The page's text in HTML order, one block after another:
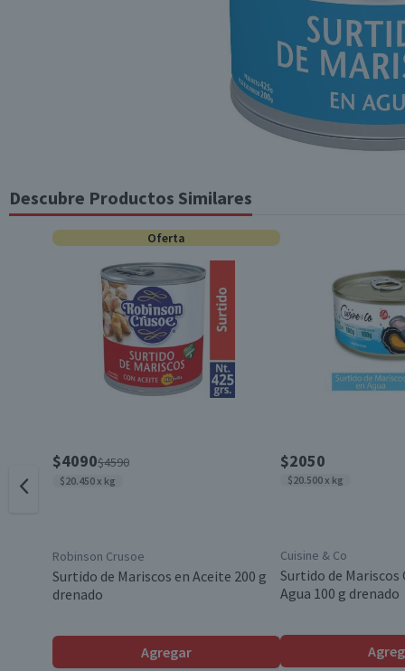
Descubre Productos Similares
Oferta
$4090$4590
$20.450 x kg
Robinson Crusoe
Surtido de Mariscos en Aceite 200 g
drenado
Agregar
$2050
$20.500 x kg
Cuisine & Co
Surtido de Mariscos
Agua 100 g drenado